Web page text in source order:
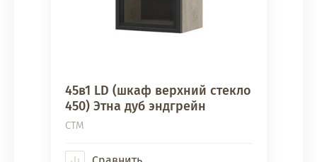
45в1 LD (шкаф верхний стекло
450) Этна дуб эндгрейн
СТМ